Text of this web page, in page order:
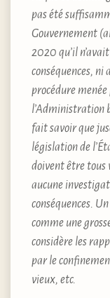
pas été
Gouvernement
2020 qu’il
conséquences, ni
procédure
l’Administration
fait savoir que
législation de
doivent être tous
aucune
conséquences.
comme une
considère les
par le
vieux, etc.